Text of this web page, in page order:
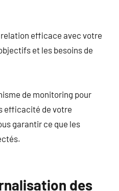
efficace avec votre
et les besoins de
de monitoring pour
efficacité de votre
garantir ce que les
des